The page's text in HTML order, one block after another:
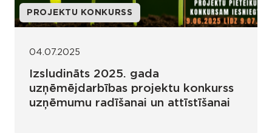
PROJEKTU KONKURSS
04.07.2025
Izsludināts 2025. gada
uzņēmējdarbības projektu konkurss
uzņēmumu radīšanai un attīstīšanai